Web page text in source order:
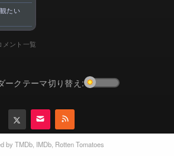
たい
メント一覧
ークテーマ切り替え:
by TMDb, IMDb, Rotten Tomatoes